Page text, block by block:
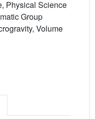
Physical Science
Group
Volume